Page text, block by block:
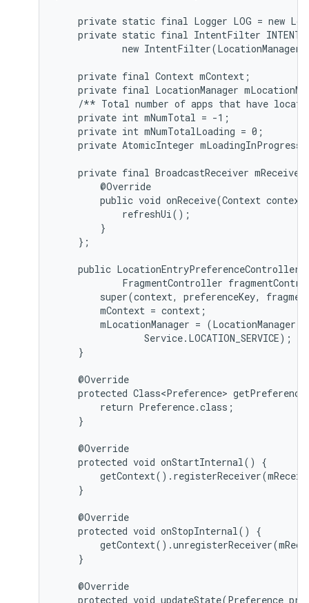
private static final Logger LOG = new
private static final IntentFilter
new
    private final Context mContext;
private final LocationManager
/** Total number of apps that have
    private int mNumTotal = -1;
    private int mNumTotalLoading = 0;
private AtomicInteger mLoadingInProgress
private final BroadcastReceiver
        @Override
public void onReceive(Context
            refreshUi();
        }
    };
public
FragmentController
super(context, preferenceKey,
        mContext = context;
mLocationManager = (LocationManager)
                Service.LOCATION_SERVICE);
    }
    @Override
protected Class<Preference>
        return Preference.class;
    }
    @Override
    protected void onStartInternal() {
    }
    @Override
    protected void onStopInternal() {
    }
    @Override
protected void updateState(Preference